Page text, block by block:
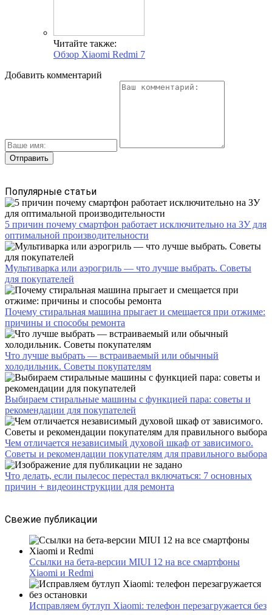
Читайте также:
Обзор Xiaomi Redmi 7
Добавить комментарий
Популярные статьи
5 причин почему смартфон работает исключительно на ЗУ для
оптимальной производительности
Мультиварка или аэрогриль — что лучше выбрать. Советы
для покупателей
Почему стиральная машина прыгает и смещается при отжиме:
причины и способы ремонта
Что лучше выбрать — встраиваемый или обычный
холодильник. Советы покупателям
Выбираем стиральные машины с функцией пара: советы и
рекомендации для покупателей
Чем отличается независимый духовой шкаф от зависимого.
Советы и рекомендации покупателям для правильного выбора
Что делать, если пылесос перестал включаться: 7 основных
причин + видеоинструкции для ремонта
Свежие публикации
Ссылки на бета-версии MIUI 12 на все смартфоны
Xiaomi и Redmi
Исправляем бутлуп Xiaomi: телефон перезагружается без